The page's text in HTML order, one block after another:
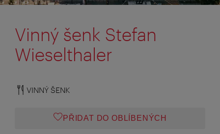
Vinný šenk Stefan
Wieselthaler
VINNÝ ŠENK
PŘIDAT DO OBLÍBENÝCH